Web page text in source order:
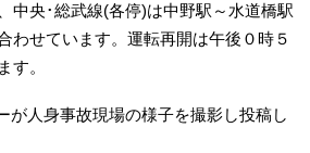
中央･総武線(各停)は中野駅～水道橋駅
わせています。運転再開は午後０時５
す。
が人身事故現場の様子を撮影し投稿し